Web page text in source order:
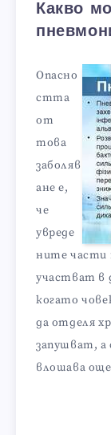
Какво
Опасно
стта
от
това
заболяв
ане е,
че
увреде
ните части
участват в
когато
да отделя
запушват, а
влошава